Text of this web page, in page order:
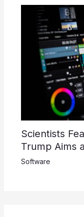
Scientists
Trump Aims
Software